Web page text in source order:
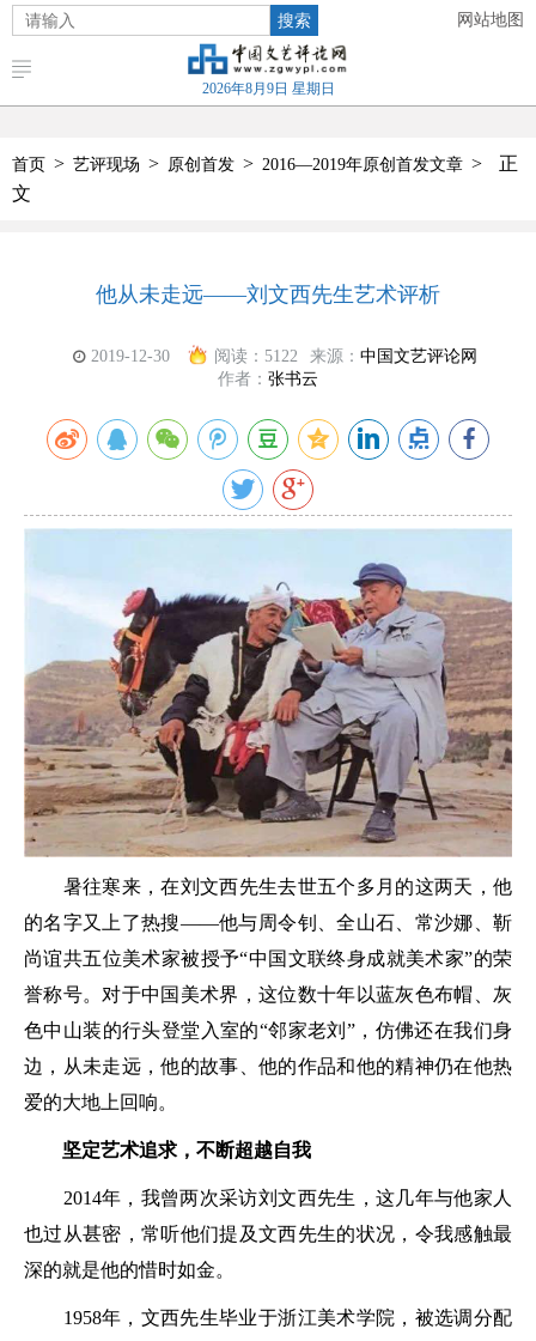
搜索 网站地图
2026年8月9日 星期日
首页 > 艺评现场 > 原创首发 > 2016—2019年原创首发文章 >
正
文
他从未走远——刘文西先生艺术评析
2019-12-30 阅读： 5122 来源： 中国文艺评论网
作者： 张书云
暑往寒来，在刘文西先生去世五个多月的这两天，他
的名字又上了热搜——他与周令钊、全山石、常沙娜、靳
尚谊共五位美术家被授予“中国文联终身成就美术家”的荣
誉称号。对于中国美术界，这位数十年以蓝灰色布帽、灰
色中山装的行头登堂入室的“邻家老刘”，仿佛还在我们身
边，从未走远，他的故事、他的作品和他的精神仍在他热
爱的大地上回响。
坚定艺术追求，不断超越自我
2014年，我曾两次采访刘文西先生，这几年与他家人
也过从甚密，常听他们提及文西先生的状况，令我感触最
深的就是他的惜时如金。
1958年，文西先生毕业于浙江美术学院，被选调分配